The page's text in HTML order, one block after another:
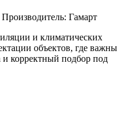
Производитель: Гамарт
и климатических
объектов, где важны
и корректный подбор под